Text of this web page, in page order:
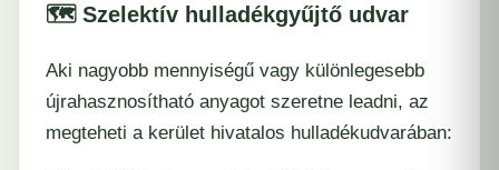
🗺️ Szelektív hulladékgyűjtő udvar
Aki nagyobb mennyiségű vagy különlegesebb
újrahasznosítható anyagot szeretne leadni, az
megteheti a kerület hivatalos hulladékudvarában: